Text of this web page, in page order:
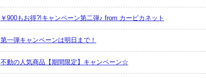
￥900もお得?!キャンペーン第二弾♪ from カーピカネット
第一弾キャンペーンは明日まで！
不動の人気商品【期間限定】キャンペーン☆